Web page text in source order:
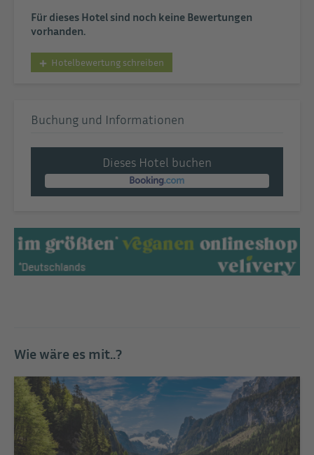
Für dieses Hotel sind noch keine Bewertungen
vorhanden.
Hotelbewertung schreiben
Buchung und Informationen
Dieses Hotel buchen
Wie wäre es mit..?